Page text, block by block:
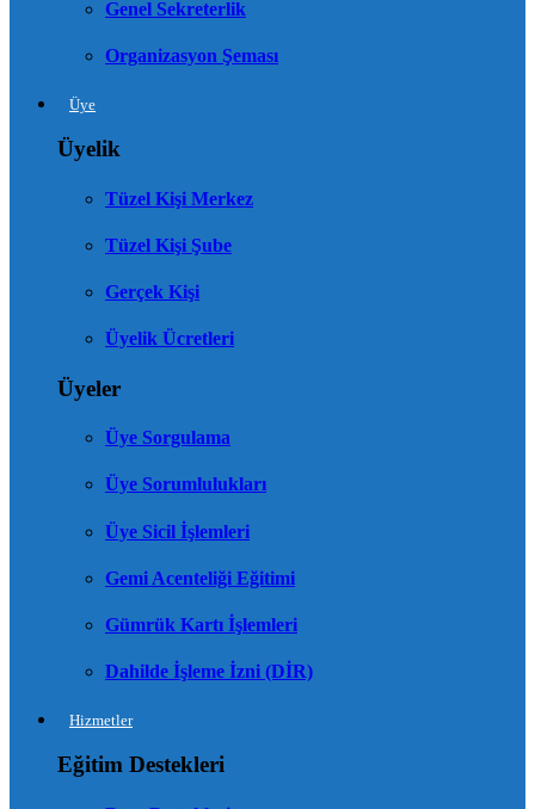
Genel Sekreterlik
Organizasyon Şeması
Üye
Üyelik
Tüzel Kişi Merkez
Tüzel Kişi Şube
Gerçek Kişi
Üyelik Ücretleri
Üyeler
Üye Sorgulama
Üye Sorumlulukları
Üye Sicil İşlemleri
Gemi Acenteliği Eğitimi
Gümrük Kartı İşlemleri
Dahilde İşleme İzni (DİR)
Hizmetler
Eğitim Destekleri